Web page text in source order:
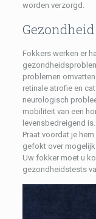
worden verzorgd.
Gezondheid
Fokkers werken er
problemen
retinale atrofie en
neurologisch
mobiliteit van een
levensbedreigend
Praat voordat je
gefokt over
Uw fokker moet u
gezondheidstests